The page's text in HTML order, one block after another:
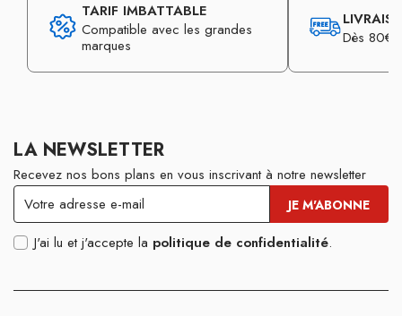
TARIF IMBATTABLE
Compatible avec les grandes
marques
Dès 80€
LA NEWSLETTER
Recevez nos bons plans en vous inscrivant à notre newsletter
J'ai lu et j'accepte la politique de confidentialité.